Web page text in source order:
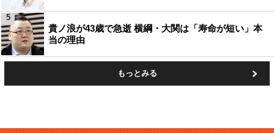
貴ノ浪が43歳で急逝 横綱・大関は「寿命が短い」本
当の理由
5
もっとみる